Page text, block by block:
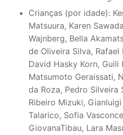
Crianças (por idade):
Matsuura, Karen
Wajnberg, Bella
de Oliveira Silva,
David Hasky Korn, Guili
Matsumoto Geraissati,
da Roza, Pedro Silveira
Ribeiro Mizuki,
Talarico, Sofia
GiovanaTibau, Lara